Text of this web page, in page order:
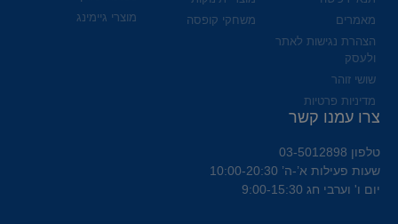
מאמרים
הצהרת נגישות לאתר
ולעסק
שושי זוהר
מדיניות פרטיות
משחקי קופסה
מוצרי גיימינג
צרו עמנו קשר
טלפון 03-5012898
שעות פעילות א’-ה’ 10:00-20:30
יום ו' וערבי חג 9:00-15:30